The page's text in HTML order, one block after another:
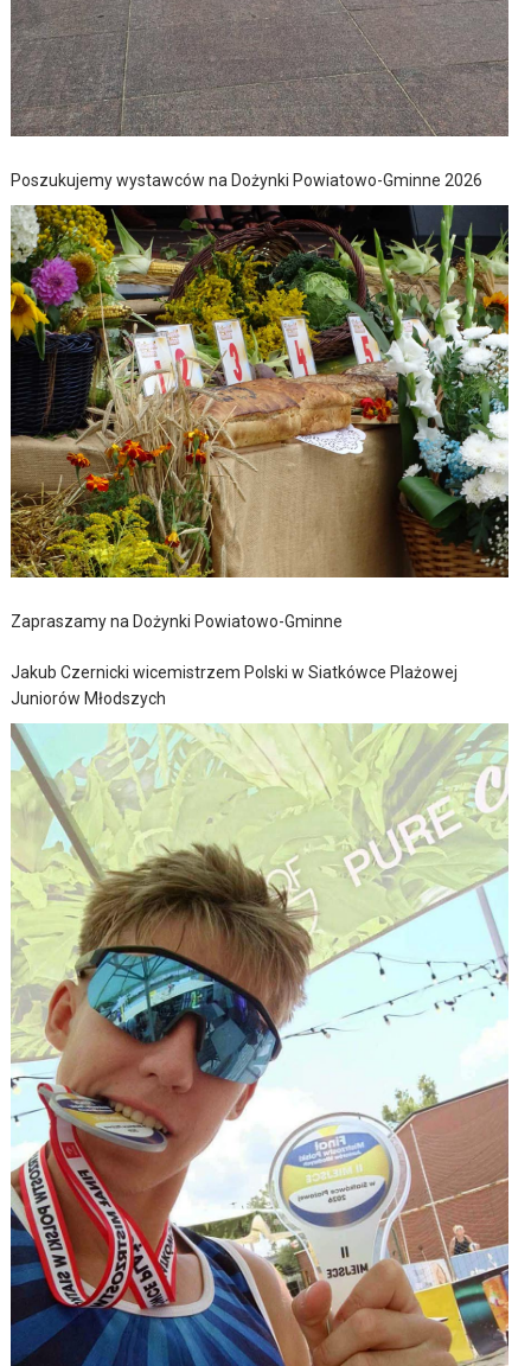
Poszukujemy wystawców na Dożynki Powiatowo-Gminne 2026
Zapraszamy na Dożynki Powiatowo-Gminne
Jakub Czernicki wicemistrzem Polski w Siatkówce Plażowej
Juniorów Młodszych